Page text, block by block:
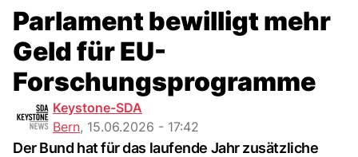
Parlament bewilligt mehr
Geld für EU-
Forschungsprogramme
Keystone-SDA
Bern, 15.06.2026 - 17:42
Der Bund hat für das laufende Jahr zusätzliche